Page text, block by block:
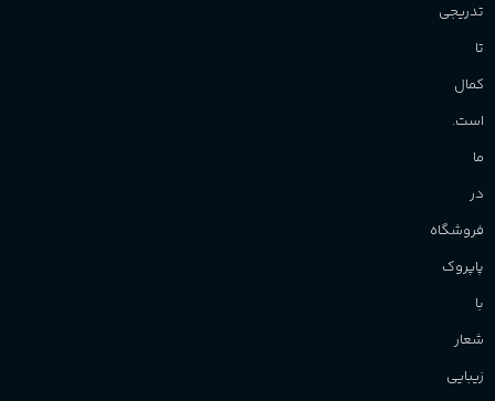
تدریجی
تا
کمال
است.
ما
در
فروشگاه
پاپروک
با
شعار
زیبایی